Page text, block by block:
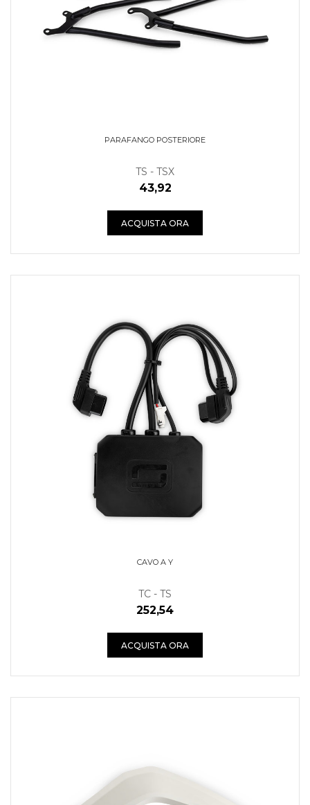
PARAFANGO POSTERIORE
TS - TSX
43,92
ACQUISTA ORA
CAVO A Y
TC - TS
252,54
ACQUISTA ORA